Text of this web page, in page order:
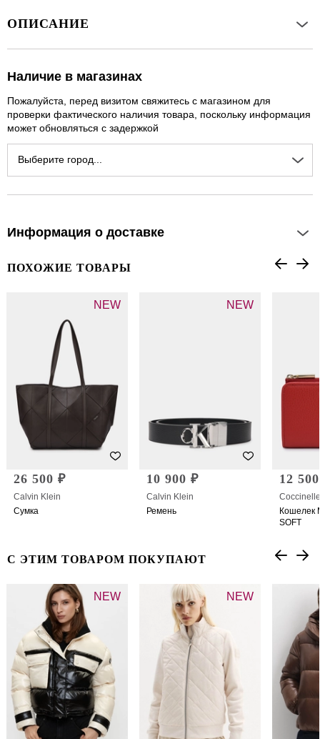
ОПИСАНИЕ
Наличие в магазинах
Пожалуйста, перед визитом свяжитесь с магазином для
проверки фактического наличия товара, поскольку информация
может обновляться с задержкой
Выберите город...
Информация о доставке
ПОХОЖИЕ ТОВАРЫ
NEW
26 500 ₽
Calvin Klein
Сумка
NEW
10 900 ₽
Calvin Klein
Ремень
12
Coccinelle
Кошелек
SOFT
С ЭТИМ ТОВАРОМ ПОКУПАЮТ
NEW NEW